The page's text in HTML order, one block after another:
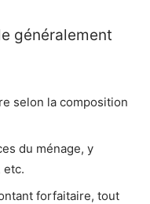
généralement
selon la composition
du ménage, y
etc.
forfaitaire, tout